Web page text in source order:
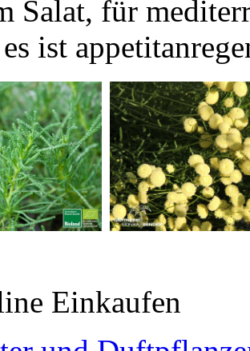
Salat, für
ist
Einkaufen